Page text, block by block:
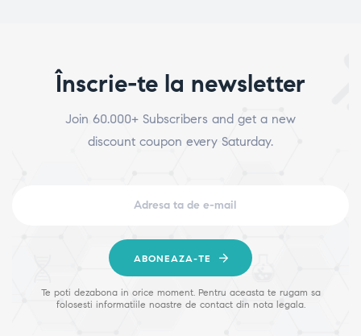
Înscrie-te la newsletter
Join 60.000+ Subscribers and get a new
discount coupon every Saturday.
ABONEAZA-TE
Te poti dezabona in orice moment. Pentru aceasta te rugam sa
folosesti informatiile noastre de contact din nota legala.